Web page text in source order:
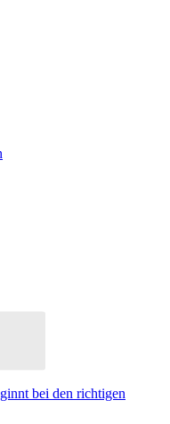
bei den richtigen